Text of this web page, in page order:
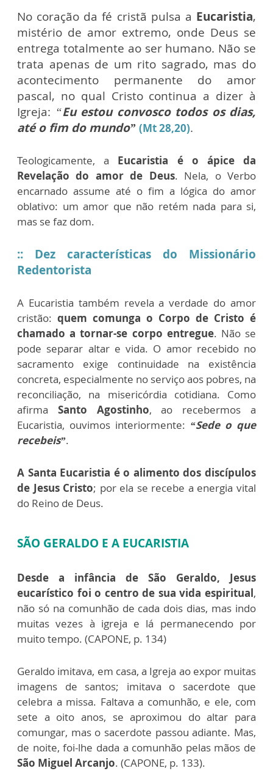
No coração da fé cristã pulsa a Eucaristia,
mistério de amor extremo, onde Deus se
entrega totalmente ao ser humano. Não se
trata apenas de um rito sagrado, mas do
acontecimento permanente do amor
pascal, no qual Cristo continua a dizer à
Igreja: “Eu estou convosco todos os dias,
até o fim do mundo” (Mt 28,20).
Teologicamente, a Eucaristia é o ápice da
Revelação do amor de Deus. Nela, o Verbo
encarnado assume até o fim a lógica do amor
oblativo: um amor que não retém nada para si,
mas se faz dom.
:: Dez características do Missionário
Redentorista
A Eucaristia também revela a verdade do amor
cristão: quem comunga o Corpo de Cristo é
chamado a tornar-se corpo entregue. Não se
pode separar altar e vida. O amor recebido no
sacramento exige continuidade na existência
concreta, especialmente no serviço aos pobres, na
reconciliação, na misericórdia cotidiana. Como
afirma Santo Agostinho, ao recebermos a
Eucaristia, ouvimos interiormente: “Sede o que
recebeis”.
A Santa Eucaristia é o alimento dos discípulos
de Jesus Cristo; por ela se recebe a energia vital
do Reino de Deus.
SÃO GERALDO E A EUCARISTIA
Desde a infância de São Geraldo, Jesus
eucarístico foi o centro de sua vida espiritual,
não só na comunhão de cada dois dias, mas indo
muitas vezes à igreja e lá permanecendo por
muito tempo. (CAPONE, p. 134)
Geraldo imitava, em casa, a Igreja ao expor muitas
imagens de santos; imitava o sacerdote que
celebra a missa. Faltava a comunhão, e ele, com
sete a oito anos, se aproximou do altar para
comungar, mas o sacerdote passou adiante. Mas,
de noite, foi-lhe dada a comunhão pelas mãos de
São Miguel Arcanjo. (CAPONE, p. 133).